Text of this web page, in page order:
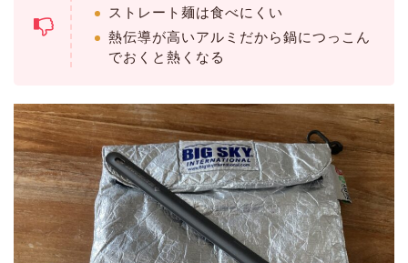
ストレート麺は食べにくい
熱伝導が高いアルミだから鍋につっこん
でおくと熱くなる